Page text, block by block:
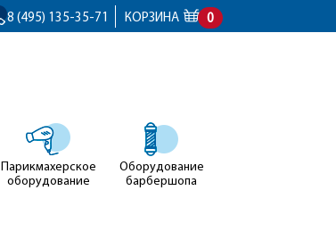
8 (495) 135-35-71 КОРЗИНА 0
Парикмахерское
оборудование
Оборудование
барбершопа